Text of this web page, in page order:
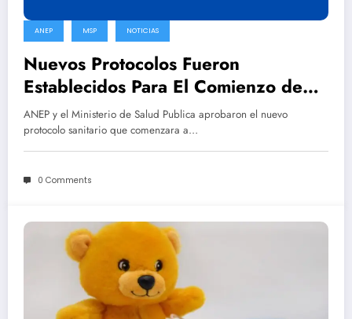
ANEP MSP NOTICIAS
Nuevos Protocolos Fueron
Establecidos Para El Comienzo de
Clases 2022 Por El MSP Y ANEP
ANEP y el Ministerio de Salud Publica aprobaron el nuevo
protocolo sanitario que comenzara a…
0 Comments